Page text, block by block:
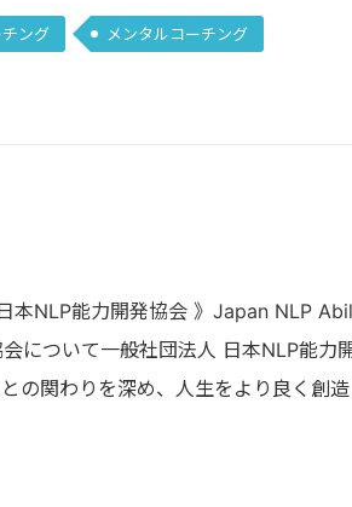
ング メンタルコーチング
力開発協会 》Japan NLP
般社団法人 日本NLP能力開
の関わりを深め、人生をより良く創